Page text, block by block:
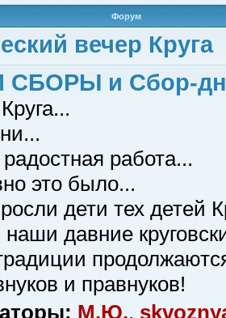
Форум
вечер Круга
и Сбор-
работа...
это было...
дети тех детей
давние
и правнуков!
М.Ю.,